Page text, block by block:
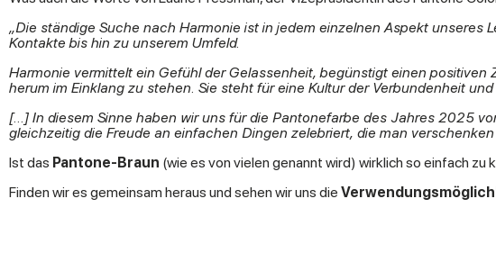
„Die ständige Suche nach Harmonie ist in jedem einzelnen Aspekt
Kontakte bis hin zu unserem Umfeld.
Harmonie vermittelt ein Gefühl der Gelassenheit, begünstigt einen
herum im Einklang zu stehen. Sie steht für eine Kultur der Verbundenheit
[...] In diesem Sinne haben wir uns für die Pantonefarbe des Jahres 2025
gleichzeitig die Freude an einfachen Dingen zelebriert, die man
Ist das Pantone-Braun (wie es von vielen genannt wird) wirklich so einfach zu
Finden wir es gemeinsam heraus und sehen wir uns die